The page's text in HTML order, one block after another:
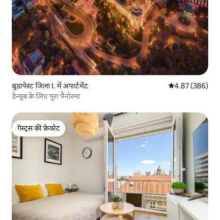
बुडापेस्ट जिला I. में अपार्टमेंट औसत रेटिंग 5 में से
4.87 (386)
डेन्यूब के लिए पूरा पैनोरमा
गेस्ट्स की फ़ेवरेट
गेस्ट्स की फ़ेवरेट